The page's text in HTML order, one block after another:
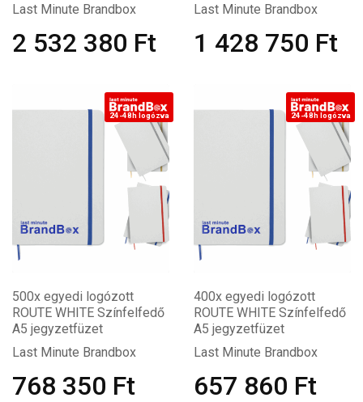
Last Minute Brandbox
2 532 380 Ft
Last Minute Brandbox
1 428 750 Ft
24-48h logózva
500x egyedi logózott
ROUTE WHITE Színfelfedő
A5 jegyzetfüzet
Last Minute Brandbox
768 350 Ft
24-48h logózva
400x egyedi logózott
ROUTE WHITE Színfelfedő
A5 jegyzetfüzet
Last Minute Brandbox
657 860 Ft